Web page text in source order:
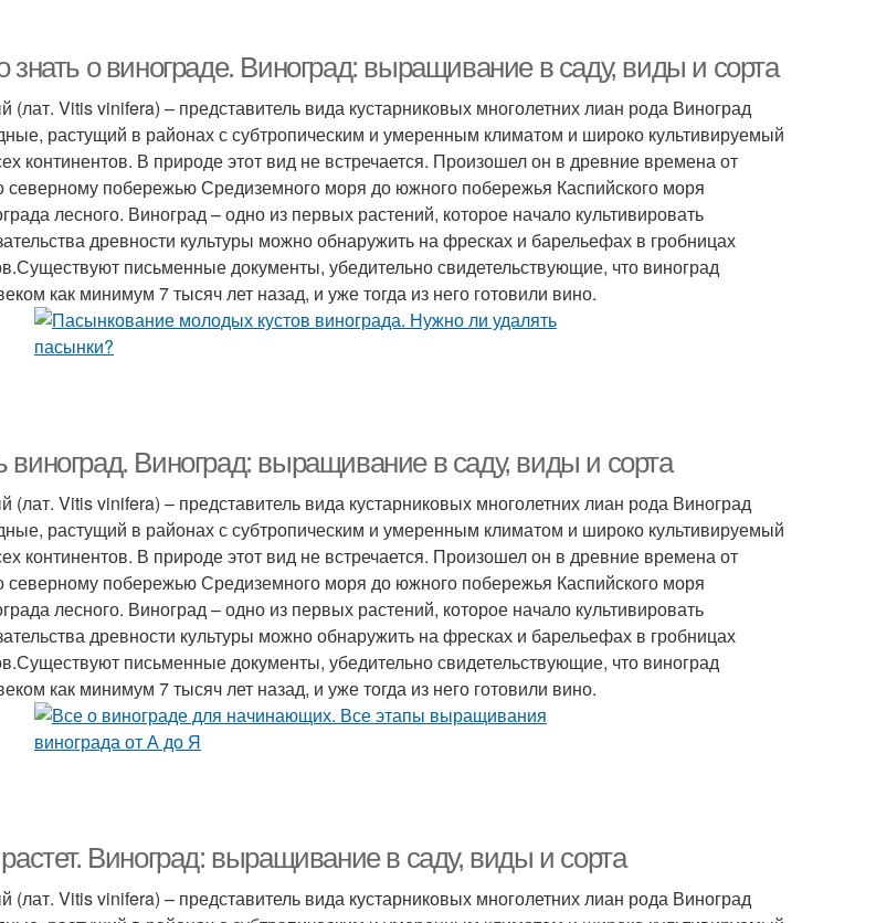
знать о винограде. Виноград: выращивание в саду, виды и сорта
(лат. Vitis vinifera) – представитель вида кустарниковых многолетних лиан рода Виноград
растущий в районах с субтропическим и умеренным климатом и широко культивируемый
континентов. В природе этот вид не встречается. Произошел он в древние времена от
северному побережью Средиземного моря до южного побережья Каспийского моря
лесного. Виноград – одно из первых растений, которое начало культивировать
древности культуры можно обнаружить на фресках и барельефах в гробницах
письменные документы, убедительно свидетельствующие, что виноград
как минимум 7 тысяч лет назад, и уже тогда из него готовили вино.
виноград. Виноград: выращивание в саду, виды и сорта
(лат. Vitis vinifera) – представитель вида кустарниковых многолетних лиан рода Виноград
растущий в районах с субтропическим и умеренным климатом и широко культивируемый
континентов. В природе этот вид не встречается. Произошел он в древние времена от
северному побережью Средиземного моря до южного побережья Каспийского моря
лесного. Виноград – одно из первых растений, которое начало культивировать
древности культуры можно обнаружить на фресках и барельефах в гробницах
письменные документы, убедительно свидетельствующие, что виноград
как минимум 7 тысяч лет назад, и уже тогда из него готовили вино.
Виноград: выращивание в саду, виды и сорта
(лат. Vitis vinifera) – представитель вида кустарниковых многолетних лиан рода Виноград